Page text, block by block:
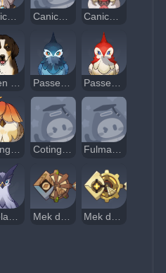
Caniche de garde
Chien de chasse alezan Passereau à huppe bleue Passereau à huppe rouge
Cotingidé rouge-marron Cotingidé gris-bleu Fulmar à huppe plate